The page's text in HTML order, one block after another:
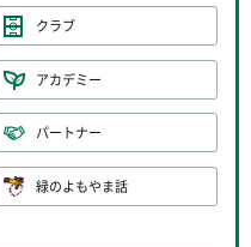
クラブ
アカデミー
パートナー
緑のよもやま話